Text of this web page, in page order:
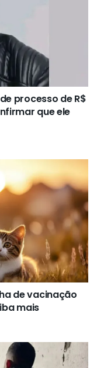
processo de R$
que ele
de vacinação
mais